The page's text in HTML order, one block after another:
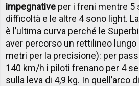
impegnative per i freni mentre 5
difficoltà e le altre 4 sono light.
è l’ultima curva perché le
aver percorso un rettilineo lungo
metri per la precisione): per
140 km/h i piloti frenano per 4
sulla leva di 4,9 kg. In quell’arco